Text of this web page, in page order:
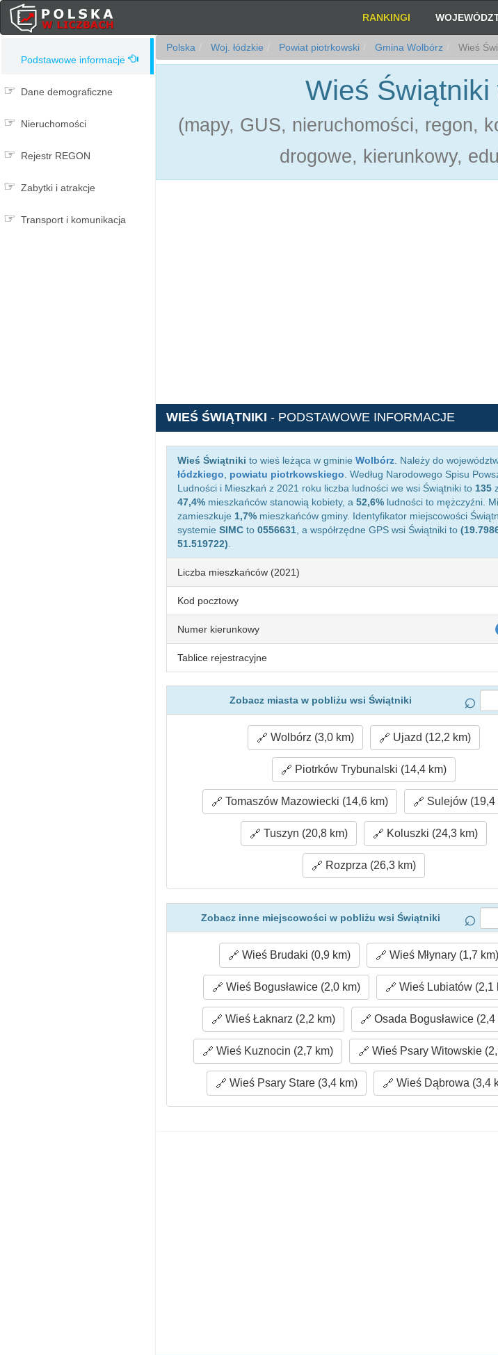
RANKINGI
Podstawowe informacje
Dane demograficzne
Nieruchomości
Rejestr REGON
Zabytki i atrakcje
Transport i komunikacja
Polska Woj. łódzkie Powiat piotrkowski Gmina Wolbórz Wieś
Wieś
(mapy, GUS, nieruchomości, regon,
drogowe, kierunkowy,
WIEŚ ŚWIĄTNIKI - PODSTAWOWE INFORMACJE
Wieś Świątniki to wieś leżąca w gminie Wolbórz . Należy do
łódzkiego
powiatu piotrkowskiego . Według Narodowego Spisu
Ludności i Mieszkań z 2021 roku liczba ludności we wsi Świątniki to 135
47,4% mieszkańców stanowią kobiety, a 52,6% ludności to mężczyźni.
zamieszkuje 1,7% mieszkańców gminy. Identyfikator miejscowości
systemie SIMC to 0556631 , a współrzędne GPS wsi Świątniki to
51.519722)
Liczba mieszkańców (2021)
Kod pocztowy
Numer kierunkowy
Tablice rejestracyjne
Zobacz miasta w pobliżu wsi Świątniki
Wolbórz (3,0 km) Ujazd (12,2 km)
Piotrków Trybunalski (14,4 km)
Tomaszów Mazowiecki (14,6 km) Sulejów (19,4
Tuszyn (20,8 km) Koluszki (24,3 km)
Rozprza (26,3 km)
Zobacz inne miejscowości w pobliżu wsi Świątniki
Wieś Brudaki (0,9 km) Wieś Młynary (1,7 km)
Wieś Bogusławice (2,0 km) Wieś Lubiatów (2,1
Wieś Łaknarz (2,2 km) Osada Bogusławice (2,4
Wieś Kuznocin (2,7 km) Wieś Psary Witowskie
Wieś Psary Stare (3,4 km) Wieś Dąbrowa (3,4